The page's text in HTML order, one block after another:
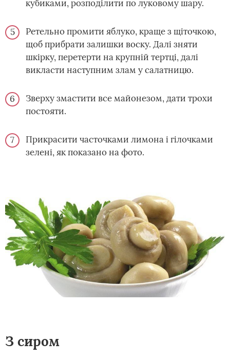
кубиками, розподілити по луковому шару.
Ретельно промити яблуко, краще з щіточкою,
щоб прибрати залишки воску. Далі зняти
шкірку, перетерти на крупній тертці, далі
викласти наступним злам у салатницю.
Зверху змастити все майонезом, дати трохи
постояти.
Прикрасити часточками лимона і гілочками
зелені, як показано на фото.
З сиром